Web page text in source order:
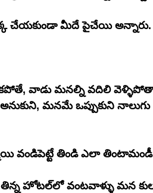
చేయకుండా మీదే పైచేయి
వాడు మనల్ని వదిలి
మనమే ఒప్పుకుని
వండిపెట్టే తిండి ఎలా
కాదు. మన ఇంటికి వచ్చిన